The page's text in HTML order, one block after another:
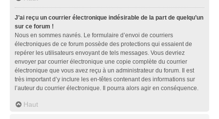
J’ai reçu un courrier électronique indésirable de la part de quelqu’un
sur ce forum !
Nous en sommes navrés. Le formulaire d’envoi de courriers
électroniques de ce forum possède des protections qui essaient de
repérer les utilisateurs envoyant de tels messages. Vous devriez
envoyer par courrier électronique une copie complète du courrier
électronique que vous avez reçu à un administrateur du forum. Il est
très important d’y inclure les en-têtes contenant des informations sur
l’auteur du courrier électronique. Il pourra alors agir en conséquence.
Haut